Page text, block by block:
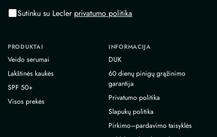
Sutinku su Lecler privatumo politika
PRODUKTAI
Veido serumai
Lakštinės kaukės
SPF 50+
Visos prekės
INFORMACIJA
DUK
60 dienų pinigų grąžinimo
garantija
Privatumo politika
Slapukų politika
Pirkimo–pardavimo taisyklės